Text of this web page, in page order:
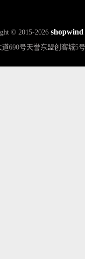
© 2015-2026 shopwind
690号天誉东盟创客城5